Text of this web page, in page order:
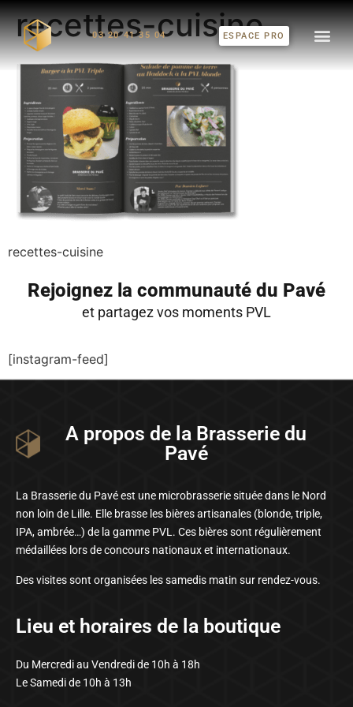
03 20 41 35 04 ESPACE PRO
recettes-cuisine
recettes-cuisine
Rejoignez la communauté du Pavé
et partagez vos moments PVL
[instagram-feed]
A propos de la Brasserie du
Pavé
La Brasserie du Pavé est une microbrasserie située dans le Nord
non loin de Lille. Elle brasse les bières artisanales (blonde, triple,
IPA, ambrée…) de la gamme PVL. Ces bières sont régulièrement
médaillées lors de concours nationaux et internationaux.
Des visites sont organisées les samedis matin sur rendez-vous.
Lieu et horaires de la boutique
Du Mercredi au Vendredi de 10h à 18h
Le Samedi de 10h à 13h